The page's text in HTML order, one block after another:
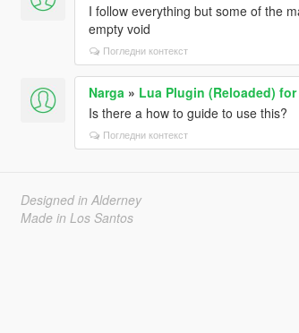
I follow everything but some of the
empty void
Погледни контекст
Narga » Lua Plugin (Reloaded)
Is there a how to guide to use this?
Погледни контекст
Designed in Alderney
Made in Los Santos